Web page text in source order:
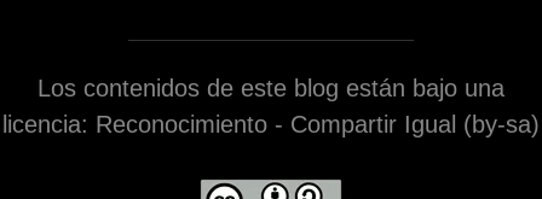
Los contenidos de este blog están bajo una
licencia: Reconocimiento - Compartir Igual (by-sa)